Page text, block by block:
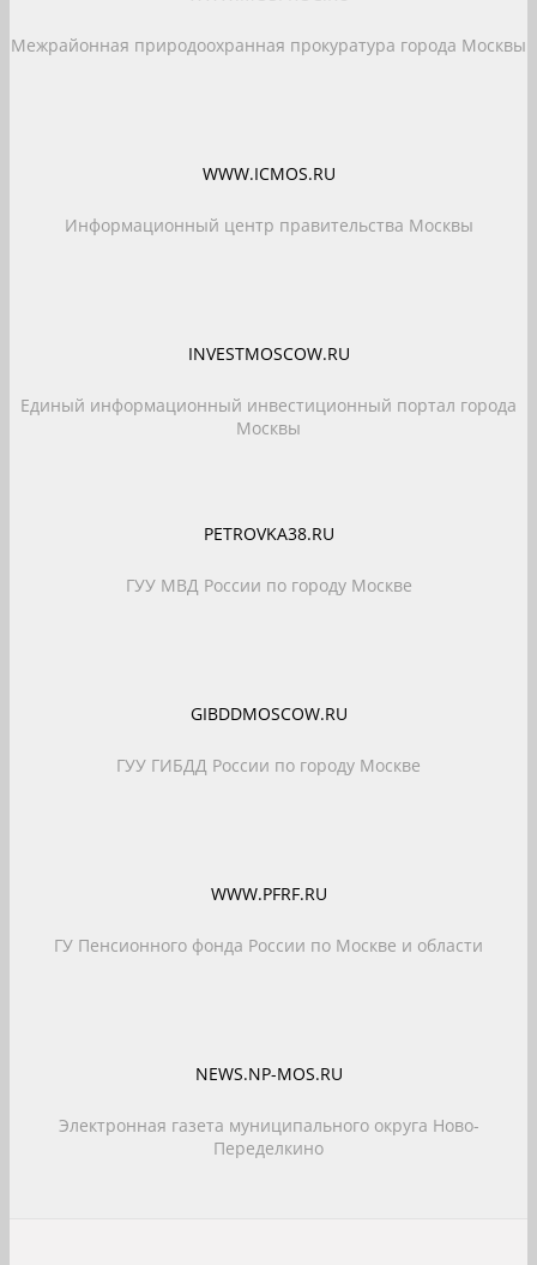
Межрайонная природоохранная прокуратура города Москвы
WWW.ICMOS.RU
Информационный центр правительства Москвы
INVESTMOSCOW.RU
Единый информационный инвестиционный портал города
Москвы
PETROVKA38.RU
ГУУ МВД России по городу Москве
GIBDDMOSCOW.RU
ГУУ ГИБДД России по городу Москве
WWW.PFRF.RU
ГУ Пенсионного фонда России по Москве и области
NEWS.NP-MOS.RU
Электронная газета муниципального округа Ново-
Переделкино